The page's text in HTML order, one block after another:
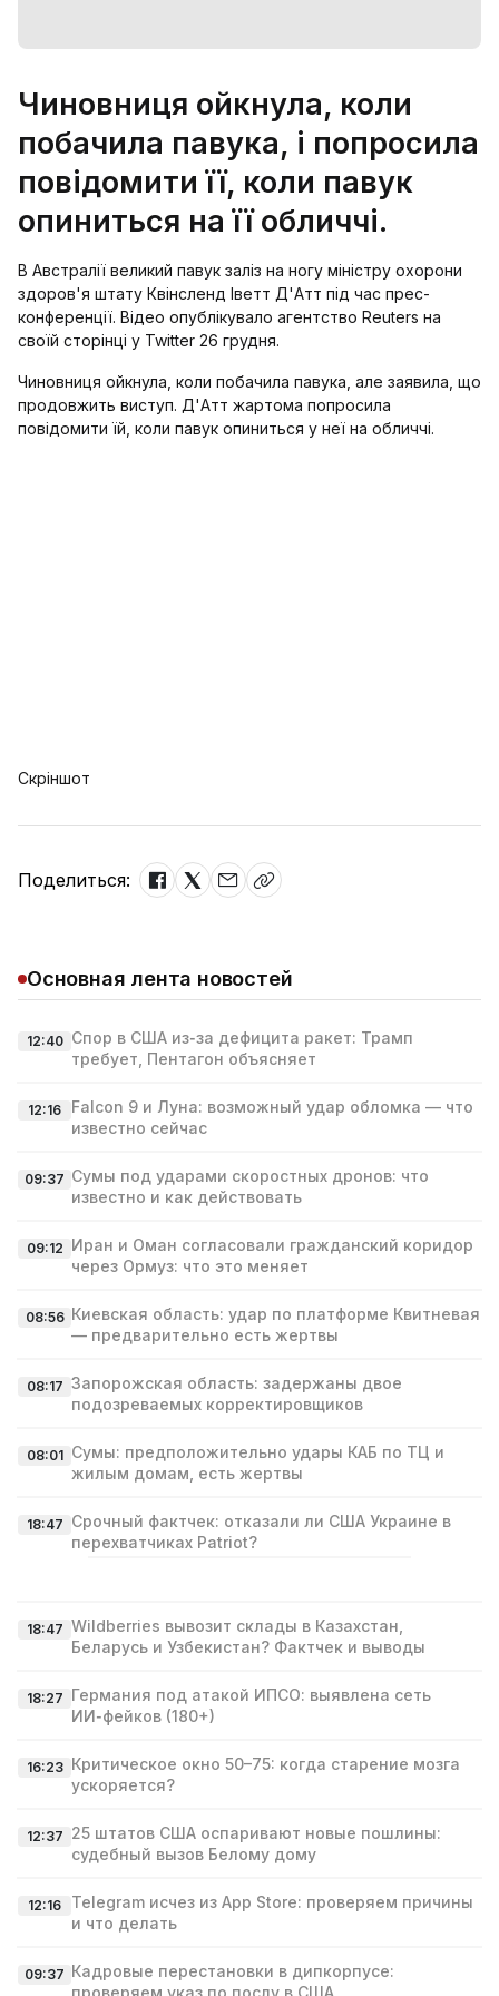
Чиновниця ойкнула, коли
побачила павука, і попросила
повідомити її, коли павук
опиниться на її обличчі.
В Австралії великий павук заліз на ногу міністру охорони
здоров'я штату Квінсленд Іветт Д'Атт під час прес-
конференції. Відео опублікувало агентство Reuters на
своїй сторінці у Twitter 26 грудня.
Чиновниця ойкнула, коли побачила павука, але заявила, що
продовжить виступ. Д'Атт жартома попросила
повідомити їй, коли павук опиниться у неї на обличчі.
Скріншот
Поделиться:
Основная лента новостей
12:40 Спор в США из‑за дефицита ракет: Трамп
требует, Пентагон объясняет
12:16
Falcon 9 и Луна: возможный удар обломка — что
известно сейчас
09:37 Сумы под ударами скоростных дронов: что
известно и как действовать
09:12 Иран и Оман согласовали гражданский коридор
через Ормуз: что это меняет
08:56 Киевская область: удар по платформе Квитневая
— предварительно есть жертвы
08:17 Запорожская область: задержаны двое
подозреваемых корректировщиков
08:01 Сумы: предположительно удары КАБ по ТЦ и
жилым домам, есть жертвы
18:47 Срочный фактчек: отказали ли США Украине в
перехватчиках Patriot?
18:47 Wildberries вывозит склады в Казахстан,
Беларусь и Узбекистан? Фактчек и выводы
18:27 Германия под атакой ИПСО: выявлена сеть
ИИ‑фейков (180+)
16:23 Критическое окно 50–75: когда старение мозга
ускоряется?
12:37 25 штатов США оспаривают новые пошлины:
судебный вызов Белому дому
12:16
Telegram исчез из App Store: проверяем причины
и что делать
09:37 Кадровые перестановки в дипкорпусе:
проверяем указ по послу в США